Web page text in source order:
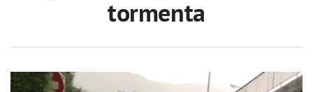
tormenta